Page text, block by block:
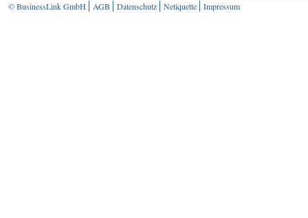
© BusinessLink GmbH AGB Datenschutz Netiquette Impressum